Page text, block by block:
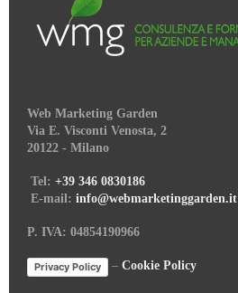
Web Marketing Garden
Via E. Visconti Venosta, 2
20122 - Milano
Tel: +39 346 0830186
E-mail: info@webmarketinggarden.it
P. IVA: 04854190966
Privacy Policy – Cookie Policy